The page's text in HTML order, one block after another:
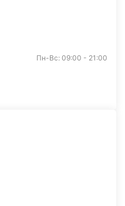
Пн-Вс: 09:00 - 21:00